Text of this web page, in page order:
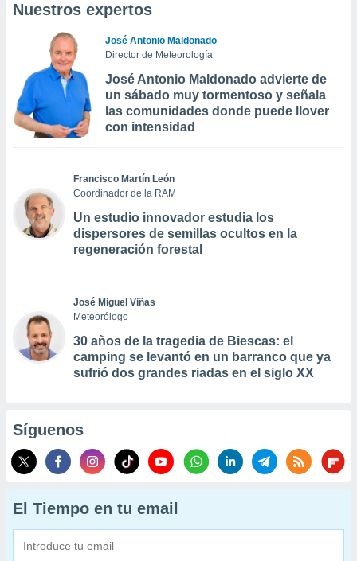
Nuestros expertos
José Antonio Maldonado
Director de Meteorología
José Antonio Maldonado advierte de
un sábado muy tormentoso y señala
las comunidades donde puede llover
con intensidad
Francisco Martín León
Coordinador de la RAM
Un estudio innovador estudia los
dispersores de semillas ocultos en la
regeneración forestal
José Miguel Viñas
Meteorólogo
30 años de la tragedia de Biescas: el
camping se levantó en un barranco que ya
sufrió dos grandes riadas en el siglo XX
Síguenos
El Tiempo en tu email